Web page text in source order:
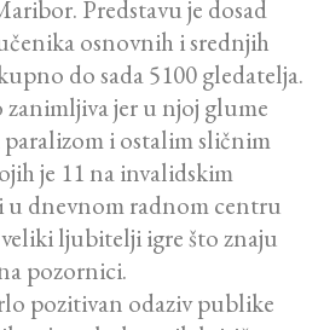
Predstavu je dosad
osnovnih i srednjih
do sada 5100 gledatelja.
zanimljiva jer u njoj glume
paralizom i ostalim sličnim
je 11 na invalidskim
u dnevnom radnom centru
veliki ljubitelji igre što znaju
pozornici.
pozitivan odaziv publike